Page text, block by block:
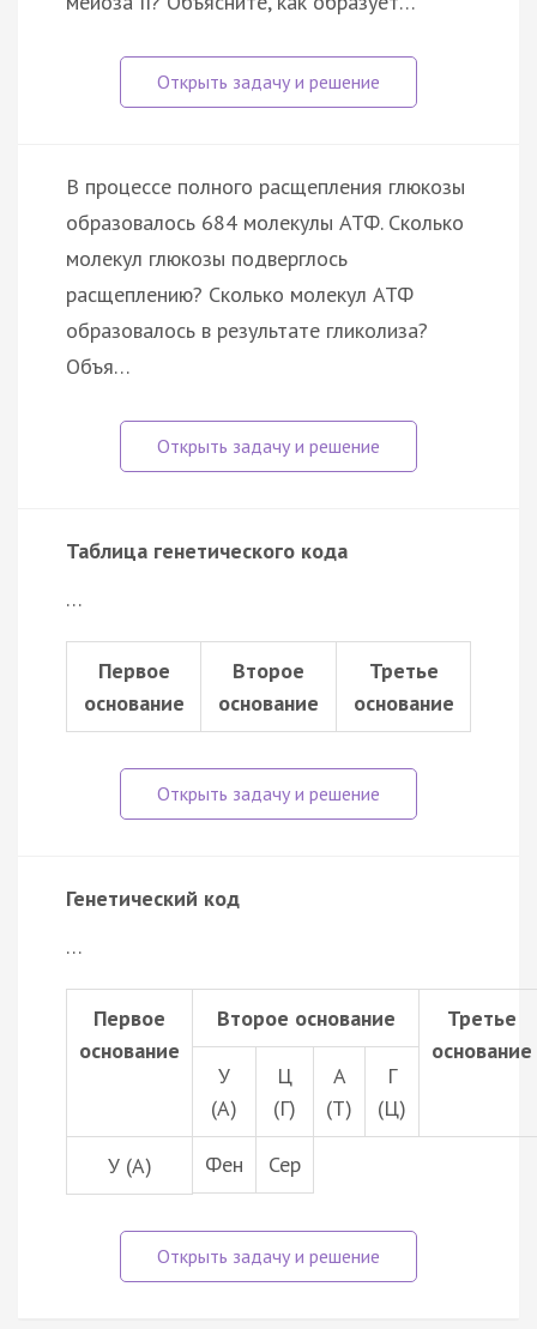
В процессе полного расщепления глюкозы
образовалось 684 молекулы АТФ. Сколько
молекул глюкозы подверглось
расщеплению? Сколько молекул АТФ
образовалось в результате гликолиза?
Объя…
Таблица генетического кода
…
Первое
основание
Второе
основание
Третье
основание
Генетический код
…
Первое
основание
Второе основание
Третье
основание
У
(А)
Ц
(Г)
А
(Т)
Г
(Ц)
У (А) Фен Сер